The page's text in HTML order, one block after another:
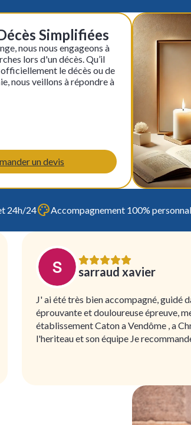
Simplifiées
nous nous engageons à
lors d'un décès. Qu’il
officiellement le décès ou de
nous veillons à répondre à
un devis
24h/24 Accompagnement 100%
sarraud xavier
J' ai été très bien accompagné, guidé
éprouvante et douloureuse épreuve,
établissement Caton a Vendôme , a
l'heriteau et son équipe Je